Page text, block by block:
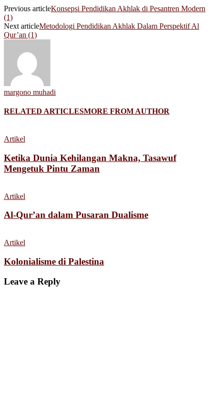
Previous articleKonsepsi Pendidikan Akhlak di Pesantren Modern
(1)
Next articleMetodologi Pendidikan Akhlak Dalam Perspektif Al
Qur’an (1)
margono muhadi
RELATED ARTICLESMORE FROM AUTHOR
Artikel
Ketika Dunia Kehilangan Makna, Tasawuf
Mengetuk Pintu Zaman
Artikel
Al-Qur’an dalam Pusaran Dualisme
Artikel
Kolonialisme di Palestina
Leave a Reply